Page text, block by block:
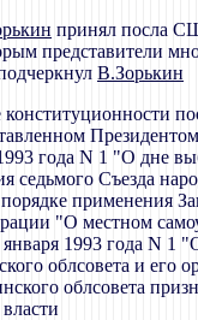
принял посла
представители
В.Зорькин
года N 1 "О дне
седьмого Съезда
применения
"О местном
1993 года N
облсовета и его
облсовета